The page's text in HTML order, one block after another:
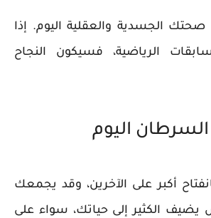
الجسدية والعقلية اليوم. إذا
الرياضية، فسيكون النجاح
اليوم
أكبر على الآخرين، وقد يجمعك
الكثير إلى حياتك، سواء على